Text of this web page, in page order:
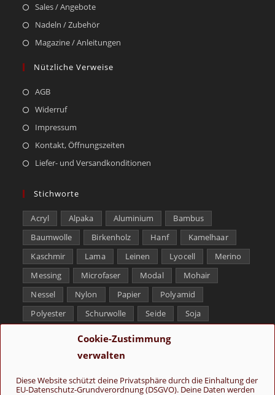
Cookie-Zustimmung
verwalten
Diese Website schützt deine Privatsphäre durch die Einhaltung der
EU-Datenschutz-Grundverordnung (DSGVO). Deine Daten werden
Sales / Angebote
Nadeln / Zubehör
Magazine / Anleitungen
Nützliche Verweise
AGB
Widerruf
Impressum
Kontakt, Öffnungszeiten
Liefer- und Versandkonditionen
Stichworte
Acryl Alpaka Aluminium
Bambus
Baumwolle
Birkenholz Hanf
Kamelhaar
Kaschmir
Lama Leinen Lyocell
Merino
Messing
Microfaser Modal
Mohair
Nessel
Nylon Papier
Polyamid
Polyester
Schurwolle Seide
Soja
Tencel
Yak
Folge uns